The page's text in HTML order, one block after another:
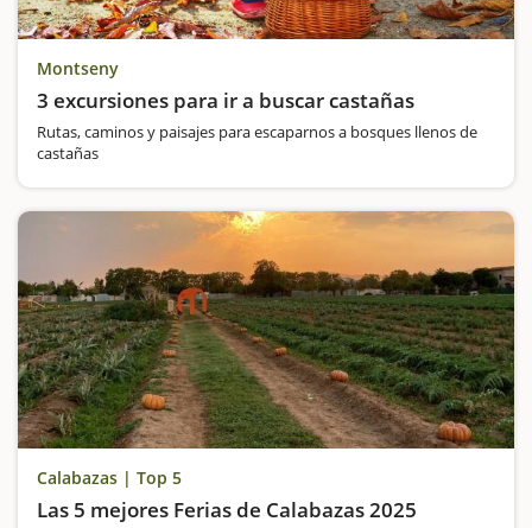
Montseny
3 excursiones para ir a buscar castañas
Rutas, caminos y paisajes para escaparnos a bosques llenos de
castañas
Calabazas | Top 5
Las 5 mejores Ferias de Calabazas 2025